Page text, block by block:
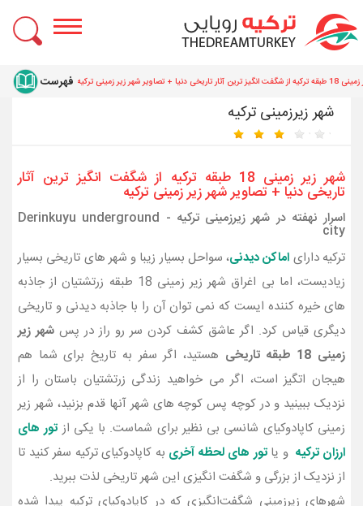
دنیا + تصاویر شهر زیر زمینی ترکیه
شهر زيرزمينی ترکیه
شهر زیر زمینی 18 طبقه ترکیه از شگفت انگیز ترین آثار
تاریخی دنیا + تصاویر شهر زیر زمینی ترکیه
اسرار نهفته در شهر زیرزمینی ترکیه - Derinkuyu underground
city
ترکیه دارای اماکن دیدنی، سواحل بسیار زیبا و شهر های تاریخی بسیار
زیادیست، اما بی اغراق شهر زیر زمینی 18 طبقه زرتشتیان از جاذبه
های خیره کننده ایست که نمی توان آن را با جاذبه دیدنی و تاریخی
دیگری قیاس کرد. اگر عاشق کشف کردن سر رو راز در پس شهر زیر
زمینی 18 طبقه تاریخی
هستید، اگر سفر به تاریخ برای شما هم
هیجان اتگیز است، اگر می خواهید زندگی زرتشتیان باستان را از
نزدیک ببینید و در کوچه پس کوچه های شهر آنها قدم بزنید، شهر زیر
زمینی کاپادوکیای شانسی بی نظیر برای شماست. با یکی ازتور های
ارزان ترکیه و یاتور های لحظه آخری به کاپادوکیای ترکیه سفر کنید تا
از نزدیک از بزرگی و شگفت انگیزی این شهر تاریخی لذت ببرید.
شهرهای زیرزمینی شگفت‌انگیزی که در کاپادوکیای ترکیه پیدا شده